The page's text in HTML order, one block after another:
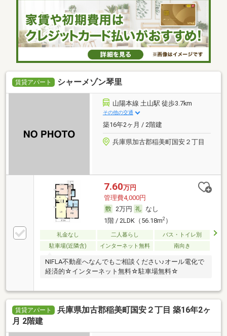
賃貸アパート シャーメゾン琴里
山陽本線 土山駅 徒歩3.7km
その他の交通
築16年2ヶ月 / 2階建
兵庫県加古郡稲美町国安２丁目
7.60万円
管理費4,000円
2万円
なし
1階 / 2LDK（56.18m2）
礼金なし 二人暮らし
バス・トイレ別
駐車場(近隣含)
インターネット無料 南向き
NIFLA不動産へなんでもご相談ください♪オール電化で
経済的☆インターネット無料☆駐車場無料☆
賃貸アパート
兵庫県加古郡稲美町国安２丁目 築16年2ヶ
月 2階建